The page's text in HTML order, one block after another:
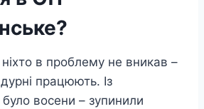
в проблему не вникав –
працюють. Із
восени – зупинили